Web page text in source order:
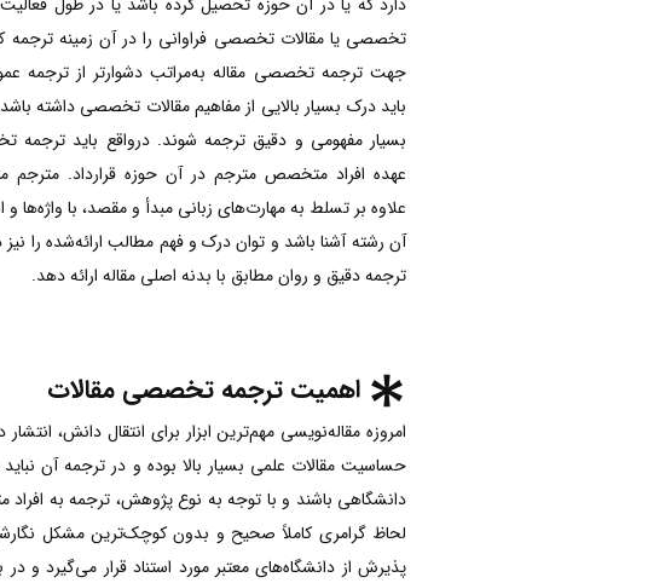
تخصصی یا مقالات تخصصی فراوانی را در آن زمینه ترجمه
جهت ترجمه تخصصی مقاله به‌مراتب دشوارتر از ترجمه
باید درک بسیار بالایی از مفاهیم مقالات تخصصی داشته
بسیار مفهومی و دقیق ترجمه شوند. درواقع باید ترجمه
عهده افراد متخصص مترجم در آن حوزه قرارداد.
علاوه بر تسلط به مهارت‌های زبانی مبدأ و مقصد، با
آن رشته آشنا باشد و توان درک و فهم مطالب ارائه‌شده را نیز
ترجمه دقیق و روان مطابق با بدنه اصلی مقاله ارائه دهد.
اهمیت ترجمه تخصصی مقالات
امروزه مقاله‌نویسی مهم‌ترین ابزار برای انتقال دانش،
حساسیت مقالات علمی بسیار بالا بوده و در ترجمه آن
دانشگاهی باشند و با توجه به نوع پژوهش، ترجمه به
لحاظ گرامری کاملاً صحیح و بدون کوچک‌ترین مشکل
پذیرش از دانشگاه‌های معتبر مورد استناد قرار می‌گیرد و